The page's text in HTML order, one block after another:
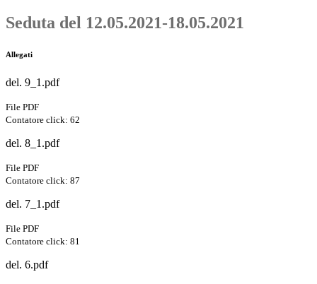
Seduta del 12.05.2021-18.05.2021
Allegati
del. 9_1.pdf
File PDF
Contatore click: 62
del. 8_1.pdf
File PDF
Contatore click: 87
del. 7_1.pdf
File PDF
Contatore click: 81
del. 6.pdf